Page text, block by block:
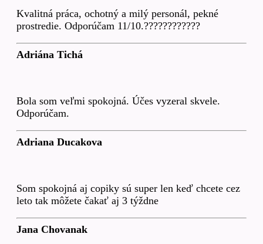
Kvalitná práca, ochotný a milý personál, pekné
prostredie. Odporúčam 11/10.????????????
Adriána Tichá
Bola som veľmi spokojná. Účes vyzeral skvele.
Odporúčam.
Adriana Ducakova
Som spokojná aj copiky sú super len keď chcete cez
leto tak môžete čakať aj 3 týždne
Jana Chovanak